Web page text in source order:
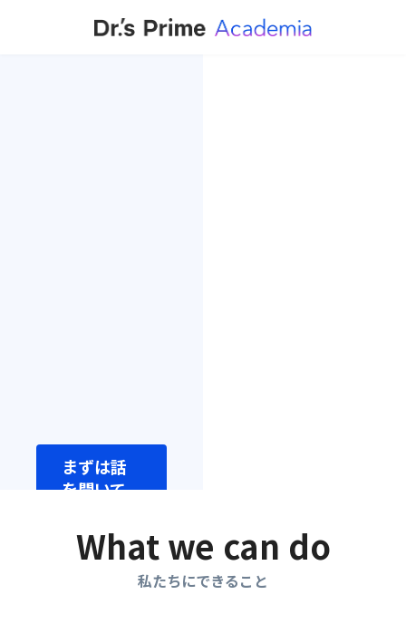
まずは話
を聞いて
What we can do
私たちにできること